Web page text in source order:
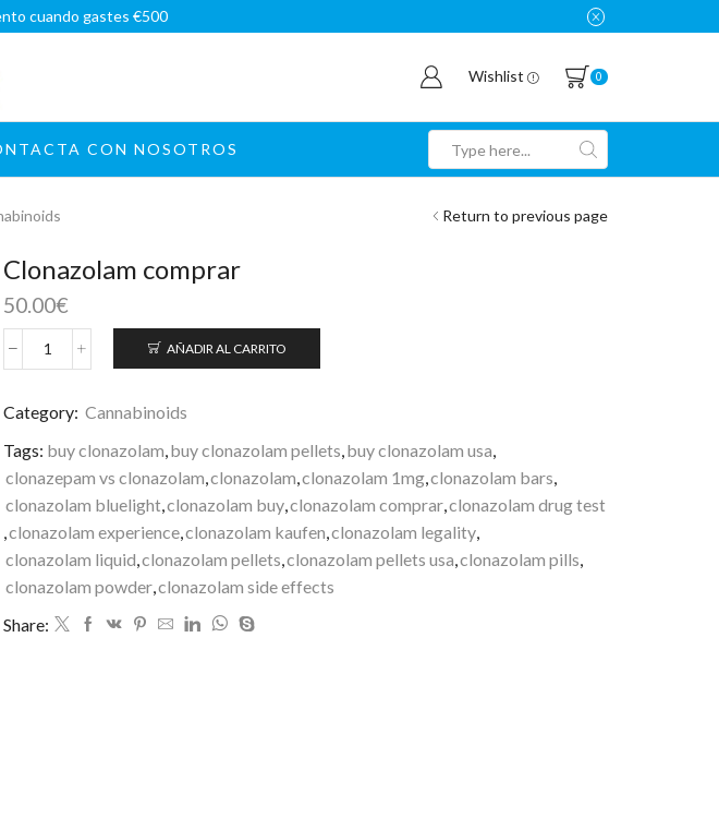
cuando gastes €500
Wishlist 0
CON NOSOTROS
Search
input
Return to previous page
Clonazolam comprar
50.00€
Clonazolam
cantidad
AÑADIR AL CARRITO
Category: Cannabinoids
Tags: buy clonazolam buy clonazolam pellets buy clonazolam usa
clonazepam vs clonazolam clonazolam clonazolam 1mg clonazolam bars
clonazolam bluelight clonazolam buy clonazolam comprar clonazolam drug test
clonazolam experience clonazolam kaufen clonazolam legality
clonazolam liquid clonazolam pellets clonazolam pellets usa clonazolam pills
clonazolam powder clonazolam side effects
Share: